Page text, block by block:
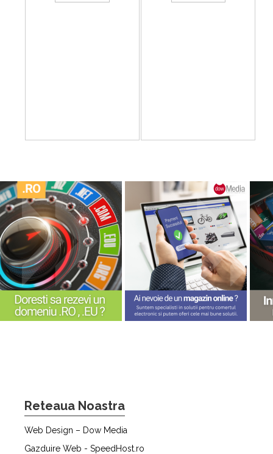
Reteaua Noastra
Web Design – Dow Media
Gazduire Web - SpeedHost.ro